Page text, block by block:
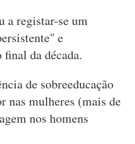
a registar-se um
e
da década.
de sobreeducação
nas mulheres (mais de
nos homens